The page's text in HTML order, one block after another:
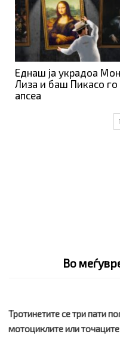
Еднаш ја украдоа
Лиза и баш Пикасо го
апсеа
Во
Тротинетите се три пати
мотоциклите или точаците